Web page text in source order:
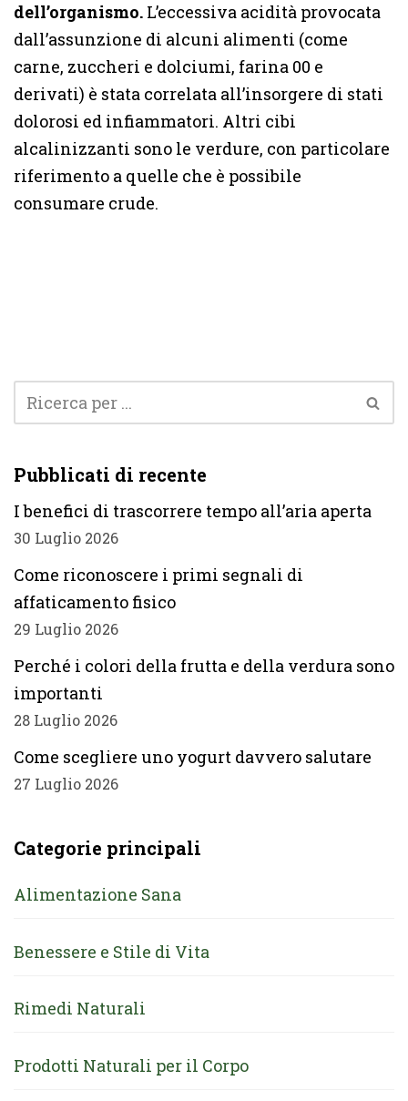
dell’organismo. L’eccessiva acidità provocata
dall’assunzione di alcuni alimenti (come
carne, zuccheri e dolciumi, farina 00 e
derivati) è stata correlata all’insorgere di stati
dolorosi ed infiammatori. Altri cibi
alcalinizzanti sono le verdure, con particolare
riferimento a quelle che è possibile
consumare crude.
Pubblicati di recente
I benefici di trascorrere tempo all’aria aperta
30 Luglio 2026
Come riconoscere i primi segnali di
affaticamento fisico
29 Luglio 2026
Perché i colori della frutta e della verdura sono
importanti
28 Luglio 2026
Come scegliere uno yogurt davvero salutare
27 Luglio 2026
Categorie principali
Alimentazione Sana
Benessere e Stile di Vita
Rimedi Naturali
Prodotti Naturali per il Corpo